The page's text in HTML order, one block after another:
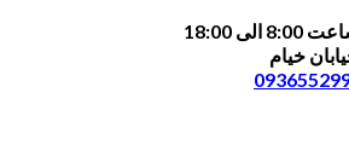
18:00
خیام